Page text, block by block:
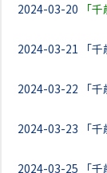
2024-03-20 「
2024-03-21 「
2024-03-22 「
2024-03-23 「
2024-03-25 「